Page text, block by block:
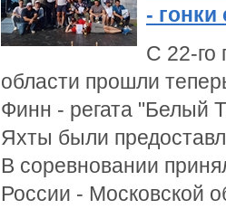
-
С 22-го
области прошли
Финн - регата "Белый
Яхты были
В соревновании
России - Московской